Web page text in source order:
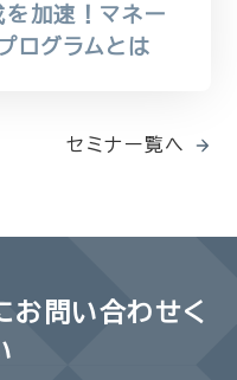
を加速！マネー
ログラムとは
セミナー覧へ
お問い合わせく